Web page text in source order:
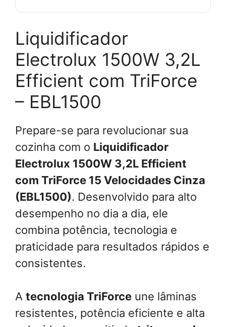
Liquidificador
Electrolux 1500W 3,2L
Efficient com TriForce
– EBL1500
Prepare-se para revolucionar sua
cozinha com o Liquidificador
Electrolux 1500W 3,2L Efficient
com TriForce 15 Velocidades Cinza
(EBL1500). Desenvolvido para alto
desempenho no dia a dia, ele
combina potência, tecnologia e
praticidade para resultados rápidos e
consistentes.
A tecnologia TriForce une lâminas
resistentes, potência eficiente e alta